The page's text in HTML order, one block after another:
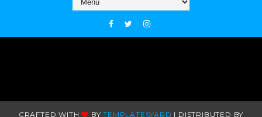
CRAFTED WITH BYTEMPLATESYARD | DISTRIBUTED BY